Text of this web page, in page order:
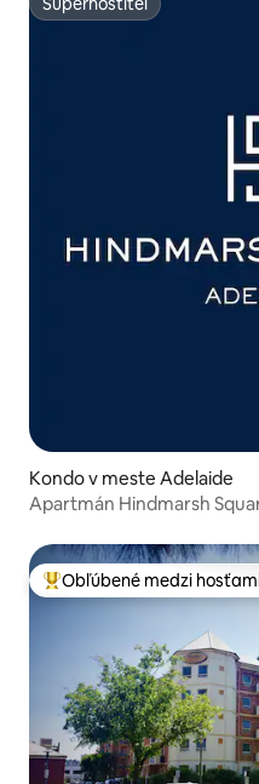
Superhostiteľ
Kondo v meste Adelaide
Apartmán Hindmarsh
Najobľúbenejšie medzi
Obľúbené medzi